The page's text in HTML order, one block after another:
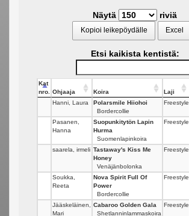
Näytä riviä
Kopioi leikepöydälle Excel
Etsi kaikista kentistä:
Kat
nro.
Ohjaaja Koira Laji
Hanni, Laura
Polarsmile Hiiohoi
Bordercollie
Freestyle
Pasanen,
Hanna
Suopunkitytön Lapin
Hurma
Suomenlapinkoira
Freestyle
saarela, irmeli Tastaway's Kiss Me
Honey
Venäjänbolonka
Freestyle
Soukka,
Reeta
Nova Spirit Full Of
Power
Bordercollie
Freestyle
Jääskeläinen,
Mari
Cabaroo Golden Gala
Shetlanninlammaskoira
Freestyle